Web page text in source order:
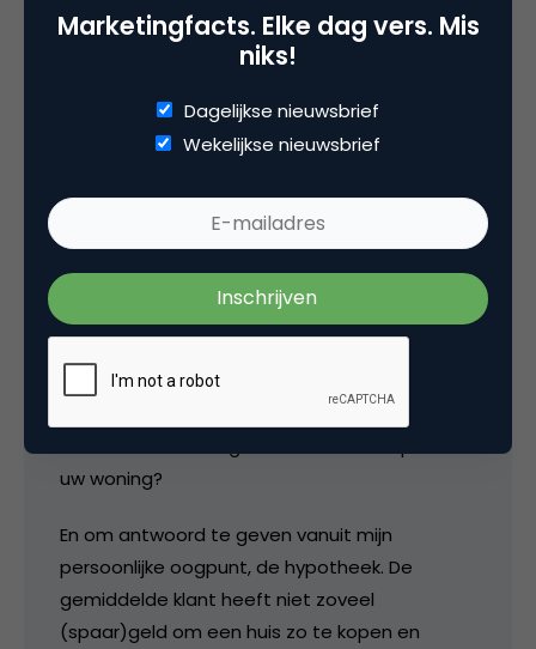
niet een woning kopen/verkopen, maar de
klant begrijpen.
Ray van den Bel schrijft: “De waarde voor ons?
Leren en onderkennen wat er bij onze klanten
leeft vanuit themas die dicht bij hen staan. …
We hopen alleen dat we iets kunnen
toevoegen in een proces wat nu toch al heel
Waarom vraag je het de klant niet gewoon
een eigen AEGON Blog, wat de klant wil.
uw woning?
En om antwoord te geven vanuit mijn
persoonlijke oogpunt, de hypotheek. De
gemiddelde klant heeft niet zoveel
(spaar)geld om een huis zo te kopen en
Marketingfacts. Elke dag vers. Mis
niks!
Dagelijkse nieuwsbrief
Wekelijkse nieuwsbrief